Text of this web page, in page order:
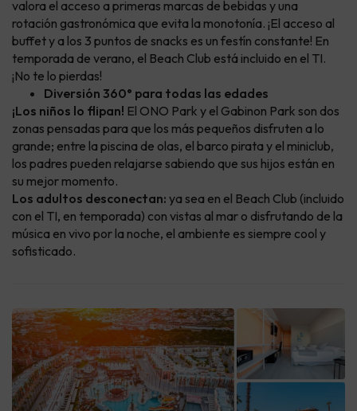
valora el acceso a primeras marcas de bebidas y una
rotación gastronómica que evita la monotonía. ¡El acceso al
buffet y a los 3 puntos de snacks es un festín constante! En
temporada de verano, el Beach Club está incluido en el TI.
¡No te lo pierdas!
Diversión 360° para todas las edades
¡Los niños lo flipan! El ONO Park y el Gabinon Park son dos
zonas pensadas para que los más pequeños disfruten a lo
grande; entre la piscina de olas, el barco pirata y el miniclub,
los padres pueden relajarse sabiendo que sus hijos están en
su mejor momento.
Los adultos desconectan: ya sea en el Beach Club (incluido
con el TI, en temporada) con vistas al mar o disfrutando de la
música en vivo por la noche, el ambiente es siempre cool y
sofisticado.